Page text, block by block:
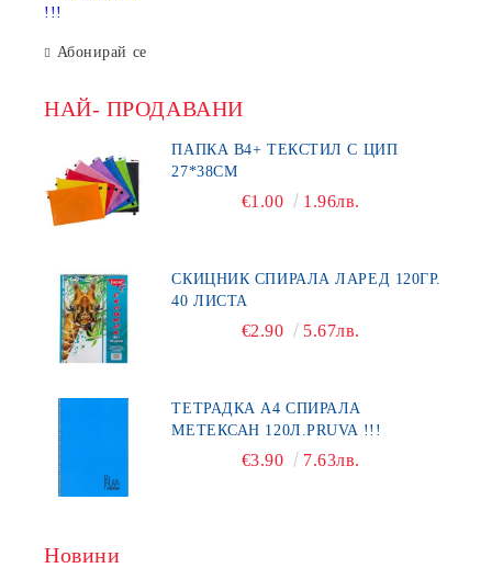
Абонирай се
НАЙ- ПРОДАВАНИ
ПАПКА В4+ ТЕКСТИЛ С ЦИП
27*38СМ
€1.00 1.96лв.
СКИЦНИК СПИРАЛА ЛАРЕД 120ГР.
40 ЛИСТА
€2.90 5.67лв.
ТЕТРАДКА А4 СПИРАЛА
МЕТЕКСАН 120Л.PRUVA !!!
€3.90 7.63лв.
Новини